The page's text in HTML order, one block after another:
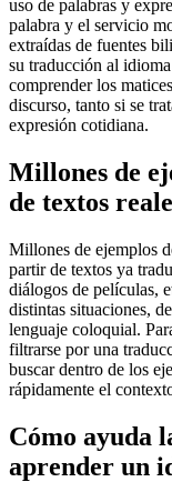
uso de palabras y
palabra y el servicio
extraídas de fuentes
su traducción al
comprender los
discurso, tanto si se
expresión cotidiana.
Millones de
de textos
Millones de ejemplos
partir de textos ya
diálogos de películas,
distintas situaciones,
lenguaje coloquial.
filtrarse por una
buscar dentro de los
rápidamente el
Cómo ayuda
aprender un